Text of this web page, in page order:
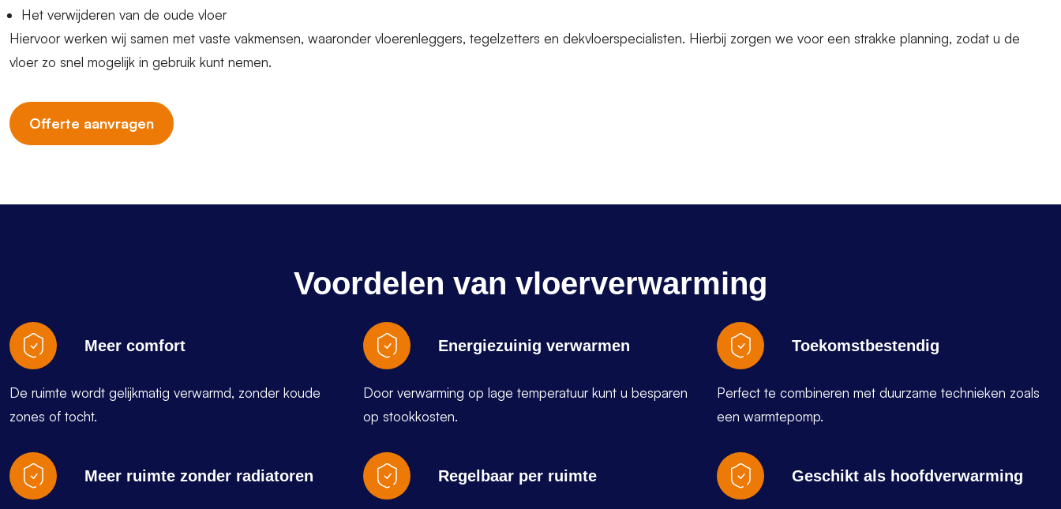
Het verwijderen van de oude vloer
Hiervoor werken wij samen met vaste vakmensen, waaronder vloerenleggers, tegelzetters en dekvloerspecialisten. Hierbij zorgen we voor een strakke planning, zodat u de
vloer zo snel mogelijk in gebruik kunt nemen.
Offerte aanvragen
Voordelen van vloerverwarming
Meer comfort
De ruimte wordt gelijkmatig verwarmd, zonder koude
zones of tocht.
Energiezuinig verwarmen
Door verwarming op lage temperatuur kunt u besparen
op stookkosten.
Toekomstbestendig
Perfect te combineren met duurzame technieken zoals
een warmtepomp.
Meer ruimte zonder radiatoren Regelbaar per ruimte Geschikt als hoofdverwarming